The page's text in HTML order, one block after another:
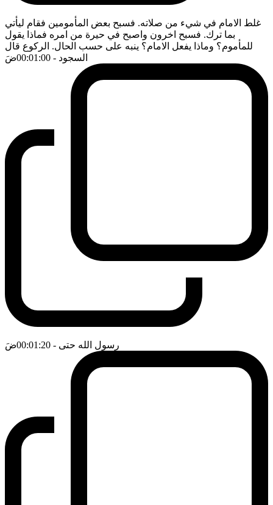
غلط الامام في شيء من صلاته. فسبح بعض المأمومين فقام ليأتي
بما ترك. فسبح اخرون واصبح في حيرة من امره فماذا يقول
للمأموم؟ وماذا يفعل الامام؟ ينبه على حسب الحال. الركوع قال
السجود - 00:01:00 ضَ
رسول الله حتى - 00:01:20 ضَ